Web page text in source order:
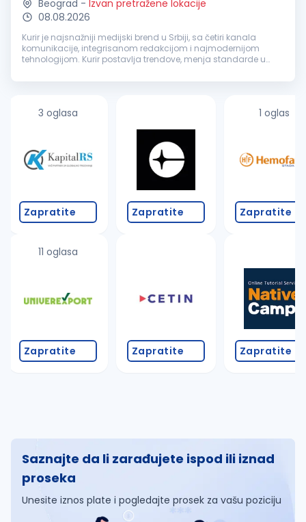
Beograd - Izvan pretražene lokacije
08.08.2026
Kurir je najsnažniji medijski brend u Srbiji, sa četiri kanala
komunikacije, integrisanom redakcijom i najmodernijom
tehnologijom. Kurir postavlja trendove, menja standarde u
ekskluzivnost,...
3 oglasa
Zapratite
11 oglasa
Zapratite
Zapratite
Zapratite
1 oglas
Zapratite
Zapratite
Saznajte da li zarađujete ispod ili iznad
proseka
Unesite iznos plate i pogledajte prosek za vašu poziciju